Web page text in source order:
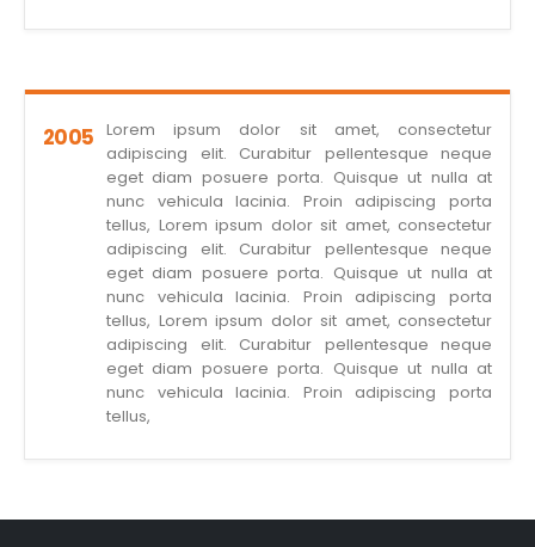
2005 Lorem ipsum dolor sit amet, consectetur
adipiscing elit. Curabitur pellentesque neque
eget diam posuere porta. Quisque ut nulla at
nunc vehicula lacinia. Proin adipiscing porta
tellus, Lorem ipsum dolor sit amet, consectetur
adipiscing elit. Curabitur pellentesque neque
eget diam posuere porta. Quisque ut nulla at
nunc vehicula lacinia. Proin adipiscing porta
tellus, Lorem ipsum dolor sit amet, consectetur
adipiscing elit. Curabitur pellentesque neque
eget diam posuere porta. Quisque ut nulla at
nunc vehicula lacinia. Proin adipiscing porta
tellus,